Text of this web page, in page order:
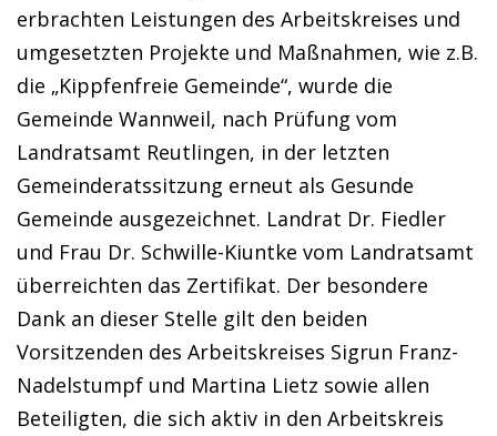
erbrachten Leistungen des Arbeitskreises und
umgesetzten Projekte und Maßnahmen, wie z.B.
die „Kippfenfreie Gemeinde“, wurde die
Gemeinde Wannweil, nach Prüfung vom
Landratsamt Reutlingen, in der letzten
Gemeinderatssitzung erneut als Gesunde
Gemeinde ausgezeichnet. Landrat Dr. Fiedler
und Frau Dr. Schwille-Kiuntke vom Landratsamt
überreichten das Zertifikat. Der besondere
Dank an dieser Stelle gilt den beiden
Vorsitzenden des Arbeitskreises Sigrun Franz-
Nadelstumpf und Martina Lietz sowie allen
Beteiligten, die sich aktiv in den Arbeitskreis